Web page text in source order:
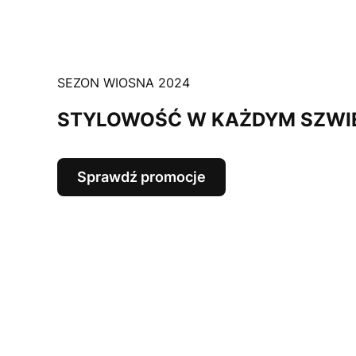
SEZON WIOSNA 2024
STYLOWOŚĆ W KAŻDYM
Sprawdź promocje